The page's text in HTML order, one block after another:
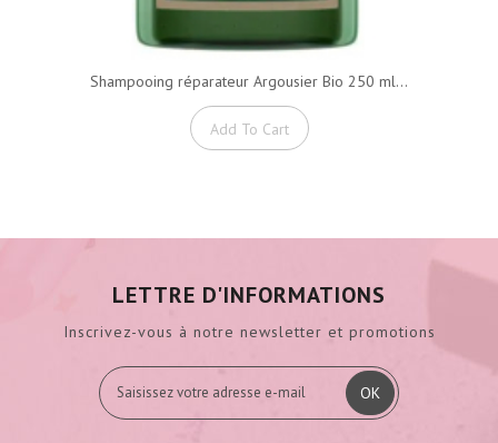
Shampooing réparateur Argousier Bio 250 ml...
Add To Cart
LETTRE D'INFORMATIONS
Inscrivez-vous à notre newsletter et promotions
OK